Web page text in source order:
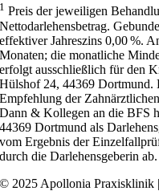
1 Preis der jeweiligen
Nettodarlehensbetrag.
effektiver Jahreszins 0,00 %.
Monaten; die monatliche
erfolgt ausschließlich für den
Hülshof 24, 44369 Dortmund.
Empfehlung der
Dann & Kollegen an die BFS
44369 Dortmund als
vom Ergebnis der
durch die Darlehensgeberin ab.
© 2025 Apollonia Praxisklinik